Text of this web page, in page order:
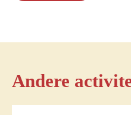
Andere